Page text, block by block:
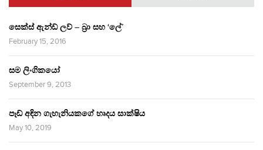
සෙක්ස් ඇන්ඩ් ලව් – බ්‍රා සහ ‘ලේ’
February 15, 2016
සම ලිංගිකයෝ
September 9, 2013
පෑඩ් අඳින ගැහැනියකගේ හෘදය සාක්ෂිය
May 10, 2019